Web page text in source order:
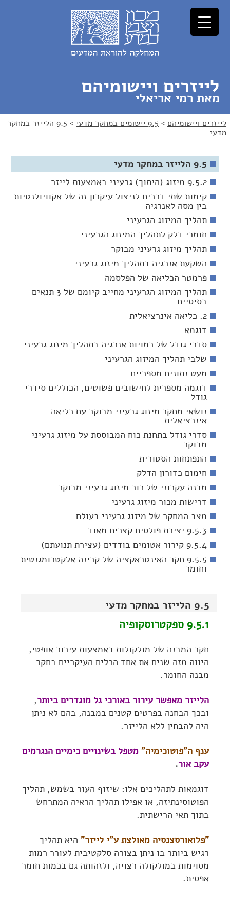
לתוכן
לניווט
לייזרים ויישומיהם
מאת רמי אריאלי
לייזרים ויישומיהם > 9.5 יישומים במחקר מדעי >
9.5 הלייזר במחקר
מדעי
9.5 הלייזר במחקר מדעי
9.5.1 ספקטרוסקופיה
חקר המבנה של מולקולות באמצעות עירור אופטי,
היווה מזה שנים את אחד הכלים העיקריים בחקר
מבנה החומר.
הלייזר מאפשר עירור באורכי גל מוגדרים ביותר,
ובכך הבחנה בפרטים קטנים במבנה, בהם לא ניתן
היה להבחין ללא הלייזר.
ענף ה"פוטוכימיה" מטפל בשינויים כימיים הנגרמים
עקב אור.
דוגמאות לתהליכים אלו: שיזוף העור בשמש, תהליך
הפוטוסינתיזה, או אפילו תהליך הראיה המתרחש
בתוך תאי הרישתית.
"פלואורסצנסיה מאולצת ע"י לייזר" היא תהליך
רגיש ביותר בו ניתן בצורה סלקטיבית לעורר רמות
מסוימות במולקולה רצויה, ולזהותה גם בכמות חומר
אפסית.
9.5 הלייזר במחקר מדעי
9.5.2 מיזוג (היתוך) גרעיני באמצעות לייזר
קימות שתי דרכים לניצול עיקרון זה של אקוויולנטיות
בין מסה לאנרגיה
תהליך המיזוג הגרעיני
חומרי דלק לתהליך המיזוג הגרעיני
תהליך מיזוג גרעיני מבוקר
השקעת אנרגיה בתהליך מיזוג גרעיני
פרמטר הכליאה של הפלסמה
תהליך המיזוג הגרעיני מחייב קיומם של 3 תנאים
בסיסיים
2. כליאה אינרציאלית
דוגמא
סדרי גודל של כמויות אנרגיה בתהליך מיזוג גרעיני
שלבי תהליך המיזוג הגרעיני
מעט נתונים מספריים
דוגמה מספרית לחישובים פשוטים, הכוללים סידרי
גודל
נושאי מחקר מיזוג גרעיני מבוקר עם כליאה
אינרציאלית
סדרי גודל בתחנת כוח המבוססת על מיזוג גרעיני
מבוקר
התפתחות הסטורית
חימום כדורון הדלק
מבנה עקרוני של כור מיזוג גרעיני מבוקר
דרישות מכור מיזוג גרעיני
מצב המחקר של מיזוג גרעיני בעולם
9.5.3 יצירת פולסים קצרים מאוד
9.5.4 קירור אטומים בודדים (עצירת תנועתם)
9.5.5 חקר האינטראקציה של קרינה אלקטרומגנטית
וחומר